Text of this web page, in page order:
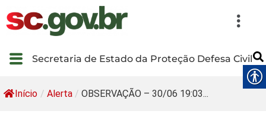
Secretaria de Estado da Proteção Defesa Civil
Início / Alerta / OBSERVAÇÃO – 30/06 19:03...